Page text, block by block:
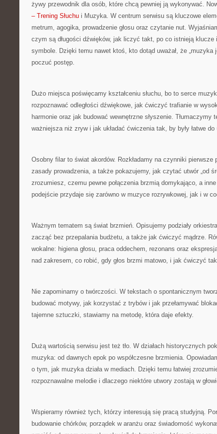
żywy przewodnik dla osób, które chcą pewniej ją wykonywać.
– Trening Słuchu i Muzyka. W centrum serwisu są kluczowe
metrum, agogika, prowadzenie głosu oraz czytanie nut.
czym są długości dźwięków, jak liczyć takt, po co istnieją
symbole. Dzięki temu nawet ktoś, kto dotąd uważał, że „muzyka
poczuć postęp.
Dużo miejsca poświęcamy kształceniu słuchu, bo to serce
rozpoznawać odległości dźwiękowe, jak ćwiczyć trafianie w
harmonie oraz jak budować wewnętrzne słyszenie. Tłumaczymy
ważniejsza niż zryw i jak układać ćwiczenia tak, by były łatwe
Osobny filar to świat akordów. Rozkładamy na czynniki pierwsze
zasady prowadzenia, a także pokazujemy, jak czytać utwór „od
zrozumiesz, czemu pewne połączenia brzmią domykająco, a
podejście przydaje się zarówno w muzyce rozrywkowej, jak i w
Ważnym tematem są świat brzmień. Opisujemy podziały
zacząć bez przepalania budżetu, a także jak ćwiczyć mądrze.
wokalne: higiena głosu, praca oddechem, rezonans oraz
nad zakresem, co robić, gdy głos brzmi matowo, i jak ćwiczyć
Nie zapominamy o twórczości. W tekstach o spontanicznym
budować motywy, jak korzystać z trybów i jak przełamywać
tajemne sztuczki, stawiamy na metodę, która daje efekty.
Dużą wartością serwisu jest też tło. W działach historycznych
muzyka: od dawnych epok po współczesne brzmienia.
o tym, jak muzyka działa w mediach. Dzięki temu łatwiej
rozpoznawalne melodie i dlaczego niektóre utwory zostają w
Wspieramy również tych, którzy interesują się pracą studyjną.
budowanie chórków, porządek w aranżu oraz świadomość